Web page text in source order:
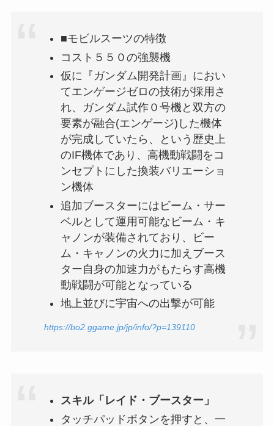
■モビルスーツの特徴
コスト５５０の強襲機
仮に『ガンダム開発計画』におい
てエンゲージゼロの技術が採用さ
れ、ガンダム試作０号機と双方の
要素が融合(エンゲージ)した機体
が完成していたら、という歴史上
のIF機体であり、高機動戦闘をコ
ンセプトにした換装バリエーショ
ン機体
追加ブースターにはビーム・サー
ベルとして運用可能なビーム・キ
ャノンが装備されており、ビー
ム・キャノンの火力に加えブース
ター自身の加速力がもたらす高機
動戦闘が可能となっている
地上並びに宇宙への出撃が可能
https://bo2.ggame.jp/jp/info/?p=139110
スキル「レイド・ブースター」
タッチパッドボタンを押すと、一